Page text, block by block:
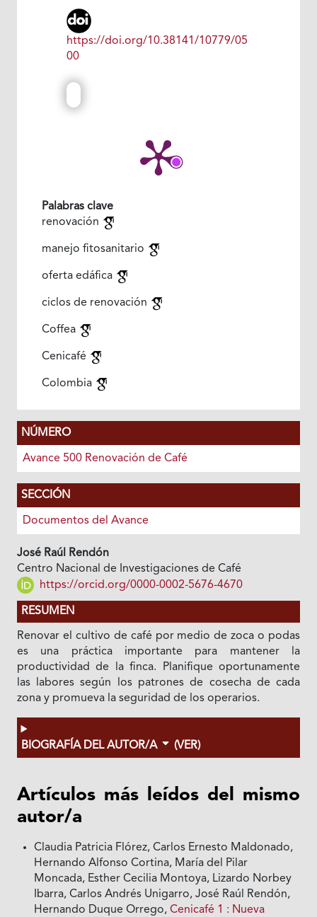
https://doi.org/10.38141/10779/05
00
Palabras clave
renovación
manejo fitosanitario
oferta edáfica
ciclos de renovación
Coffea
Cenicafé
Colombia
NÚMERO
Avance 500 Renovación de Café
SECCIÓN
Documentos del Avance
José Raúl Rendón
Centro Nacional de Investigaciones de Café
https://orcid.org/0000-0002-5676-4670
RESUMEN
Renovar el cultivo de café por medio de zoca o podas
es una práctica importante para mantener la
productividad de la finca. Planifique oportunamente
las labores según los patrones de cosecha de cada
zona y promueva la seguridad de los operarios.
BIOGRAFÍA DEL AUTOR/A (VER)
Artículos más leídos del mismo
autor/a
Claudia Patricia Flórez, Carlos Ernesto Maldonado,
Hernando Alfonso Cortina, María del Pilar
Moncada, Esther Cecilia Montoya, Lizardo Norbey
Ibarra, Carlos Andrés Unigarro, José Raúl Rendón,
Hernando Duque Orrego,Cenicafé 1 : Nueva